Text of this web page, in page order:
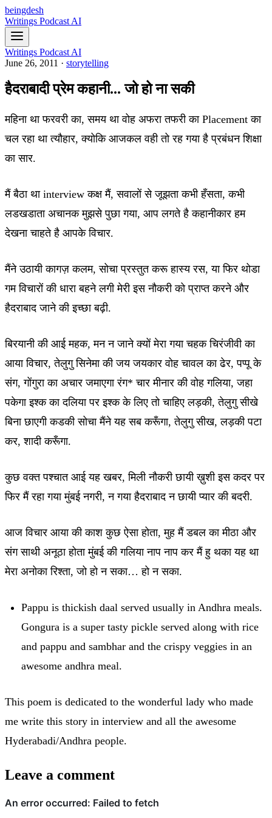
beingdesh
Writings Podcast AI
Writings Podcast AI
June 26, 2011 · storytelling
हैदराबादी प्रेम कहानी... जो हो ना सकी
महिना था फरवरी का, समय था वोह अफरा तफरी का Placement का
चल रहा था त्यौहार, क्योकि आजकल वही तो रह गया है प्रबंधन शिक्षा
का सार.
मैं बैठा था interview कक्ष मैं, सवालों से जूझता कभी हँसता, कभी
लडखडाता अचानक मुझसे पुछा गया, आप लगते है कहानीकार हम
देखना चाहते है आपके विचार.
मैंने उठायी कागज़ कलम, सोचा प्रस्तुत करू हास्य रस, या फिर थोडा
गम विचारों की धारा बहने लगी मेरी इस नौकरी को प्राप्त करने और
हैदराबाद जाने की इच्छा बढ़ी.
बिरयानी की आई महक, मन न जाने क्यों मेरा गया चहक चिरंजीवी का
आया विचार, तेलुगु सिनेमा की जय जयकार वोह चावल का ढेर, पप्पू के
संग, गोंगुरा का अचार जमाएगा रंग* चार मीनार की वोह गलिया, जहा
पकेगा इश्क का दलिया पर इश्क के लिए तो चाहिए लड़की, तेलुगु सीखे
बिना छाएगी कडकी सोचा मैंने यह सब करूँगा, तेलुगु सीख, लड़की पटा
कर, शादी करूँगा.
कुछ वक्त पश्चात आई यह खबर, मिली नौकरी छायी ख़ुशी इस कदर पर
फिर मैं रहा गया मुंबई नगरी, न गया हैदराबाद न छायी प्यार की बदरी.
आज विचार आया की काश कुछ ऐसा होता, मुह मैं डबल का मीठा और
संग साथी अनूठा होता मुंबई की गलिया नाप नाप कर मैं हु थका यह था
मेरा अनोका रिश्ता, जो हो न सका… हो न सका.
Pappu is thickish daal served usually in Andhra meals.
Gongura is a super tasty pickle served along with rice
and pappu and sambhar and the crispy veggies in an
awesome andhra meal.
This poem is dedicated to the wonderful lady who made
me write this story in interview and all the awesome
Hyderabadi/Andhra people.
Leave a comment